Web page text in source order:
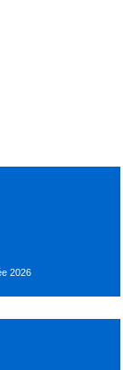
2026